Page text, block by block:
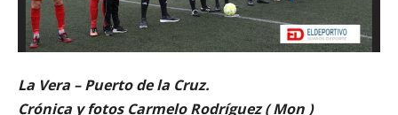
La Vera – Puerto de la Cruz.
Crónica y fotos Carmelo Rodríguez ( Mon )